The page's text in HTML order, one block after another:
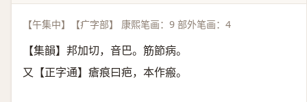
【午集中】【疒字部】 康熙笔画：9 部外笔画：4
【集韻】邦加切，音巴。筋節病。
又【正字通】瘡痕曰疤，本作瘢。